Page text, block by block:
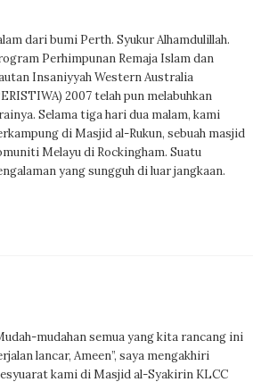
dari bumi Perth. Syukur Alhamdulillah.
Perhimpunan Remaja Islam dan
Insaniyyah Western Australia
2007 telah pun melabuhkan
Selama tiga hari dua malam, kami
di Masjid al-Rukun, sebuah masjid
Melayu di Rockingham. Suatu
yang sungguh di luar jangkaan.
mudahan semua yang kita rancang ini
lancar, Ameen”, saya mengakhiri
kami di Masjid al-Syakirin KLCC